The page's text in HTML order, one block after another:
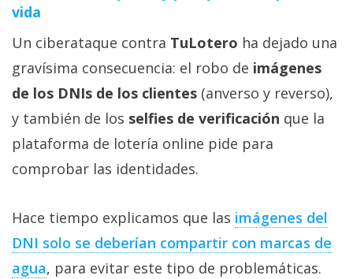
vida
Un ciberataque contra TuLotero ha dejado una
gravísima consecuencia: el robo de imágenes
de los DNIs de los clientes (anverso y reverso),
y también de los selfies de verificación que la
plataforma de lotería online pide para
comprobar las identidades.
Hace tiempo explicamos que las imágenes del
DNI solo se deberían compartir con marcas de
agua, para evitar este tipo de problemáticas.